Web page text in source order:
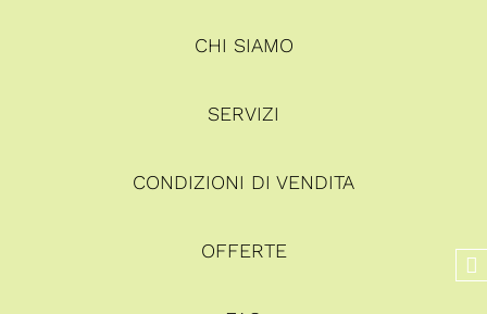
CHI SIAMO
SERVIZI
CONDIZIONI DI VENDITA
OFFERTE